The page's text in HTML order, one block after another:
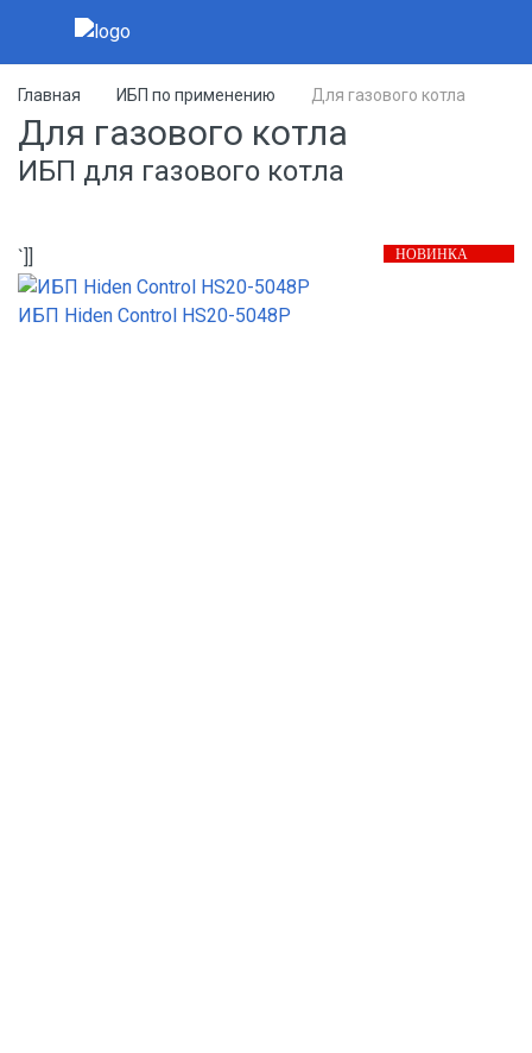
Главная ИБП по применению Для газового котла
Для газового котла
ИБП для газового котла
НОВИНКА
`]]
ИБП Hiden Control HS20-5048P